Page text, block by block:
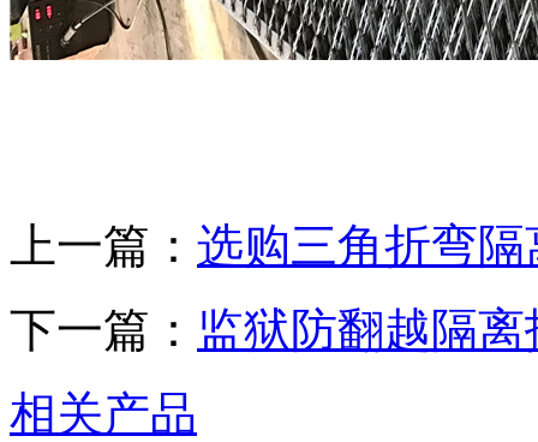
上一篇： 选购三角折弯
下一篇： 监狱防翻越隔
相关产品